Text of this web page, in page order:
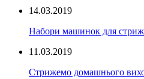
14.03.2019
Набори машинок для
11.03.2019
Стрижемо домашнього